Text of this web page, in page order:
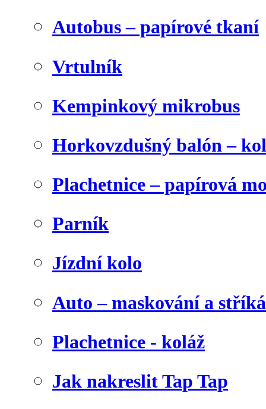
Autobus – papírové tkaní
Vrtulník
Kempinkový mikrobus
Horkovzdušný balón –
Plachetnice – papírová
Parník
Jízdní kolo
Auto – maskování a
Plachetnice - koláž
Jak nakreslit Tap Tap